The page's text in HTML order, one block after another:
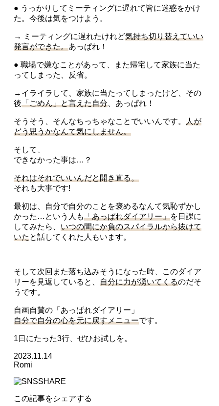
● うっかりしてミーティングに遅れて皆に迷惑をかけ
た。今後は気をつけよう。
→ ミーティングに遅れたけれど気持ち切り替えていい
発言ができた。あっぱれ！
● 職場で嫌なことがあって、また帰宅して家族に当た
ってしまった、反省。
→イライラして、家族に当たってしまったけど、その
後「ごめん」と言えた自分 、あっぱれ！
そうそう、そんなちっちゃなことでいいんです。 人が
どう思うかなんて気にしません。
そして、
できなかった事は…？
それはそれでいいんだと開き直る。
それも大事です!
最初は、自分で自分のことを褒めるなんて気恥ずかし
かった…という人も「あっぱれダイアリー」を日課に
してみたら、 いつの間にか負のスパイラルから抜けて
いたと話してくれた人もいます。
そして次回また落ち込みそうになった時、このダイア
リーを見返していると、 自分に力が湧いてくるのだそ
うです。
自画自賛の「あっぱれダイアリー」
自分で自分の心を元に戻すメニューです。
1日にたった3行、ぜひお試しを。
2023.11.14
Romi
この記事をシェアする